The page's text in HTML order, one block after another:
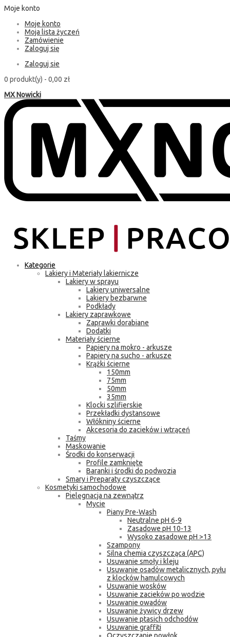
Moje konto
Moje konto
Moja lista życzeń
Zamówienie
Zaloguj się
Zaloguj sie
0 produkt(y) - 0,00 zł
MX Nowicki
Kategorie
Lakiery i Materiały lakiernicze
Lakiery w sprayu
Lakiery uniwersalne
Lakiery bezbarwne
Podkłady
Lakiery zaprawkowe
Zaprawki dorabiane
Dodatki
Materiały ścierne
Papiery na mokro - arkusze
Papiery na sucho - arkusze
Krążki ścierne
150mm
75mm
50mm
35mm
Klocki szlifierskie
Przekładki dystansowe
Włókniny ścierne
Akcesoria do zacieków i wtrąceń
Taśmy
Maskowanie
Środki do konserwacji
Profile zamknięte
Baranki i środki do podwozia
Smary i Preparaty czyszczące
Kosmetyki samochodowe
Pielęgnacja na zewnątrz
Mycie
Piany Pre-Wash
Neutralne pH 6-9
Zasadowe pH 10-13
Wysoko zasadowe pH >13
Szampony
Silna chemia czyszcząca (APC)
Usuwanie smoły i kleju
Usuwanie osadów metalicznych, pyłu
z klocków hamulcowych
Usuwanie wosków
Usuwanie zacieków po wodzie
Usuwanie owadów
Usuwanie żywicy drzew
Usuwanie ptasich odchodów
Usuwanie graffiti